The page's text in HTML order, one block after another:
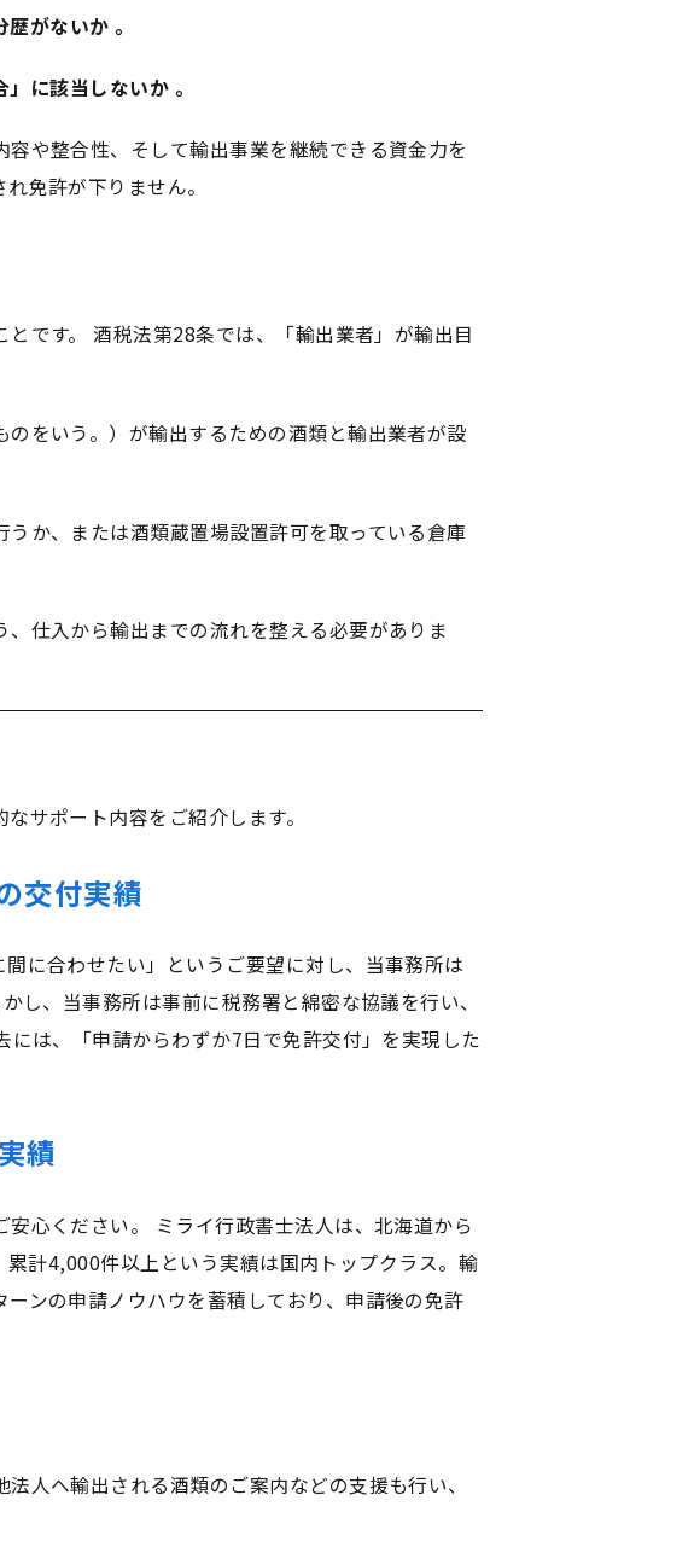
がないか 。
に該当しないか 。
や整合性、そして輸出事業を継続できる資金力を
免許が下りません。
です。 酒税法第28条では、「輸出業者」が輸出目
をいう。）が輸出するための酒類と輸出業者が設
か、または酒類蔵置場設置許可を取っている倉庫
仕入から輸出までの流れを整える必要がありま
サポート内容をご紹介します。
交付実績
に合わせたい」というご要望に対し、当事務所は
し、当事務所は事前に税務署と綿密な協議を行い、
は、「申請からわずか7日で免許交付」を実現した
績
心ください。 ミライ行政書士法人は、北海道から
計4,000件以上という実績は国内トップクラス。輸
ンの申請ノウハウを蓄積しており、申請後の免許
人へ輸出される酒類のご案内などの支援も行い、